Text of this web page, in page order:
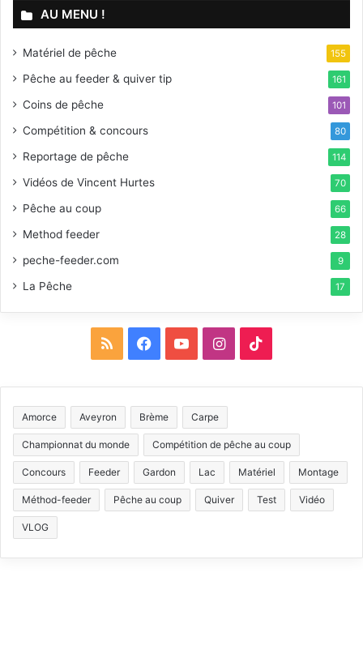
AU MENU !
Matériel de pêche 155
Pêche au feeder & quiver tip 161
Coins de pêche 101
Compétition & concours 80
Reportage de pêche 114
Vidéos de Vincent Hurtes 70
Pêche au coup 66
Method feeder 28
peche-feeder.com 9
La Pêche 17
S
c
e
b
o
u
T
I
s
t
g
T
o
k
Amorce Aveyron Brème Carpe
Championnat du monde Compétition de pêche au coup
Concours Feeder Gardon Lac Matériel Montage
Méthod-feeder Pêche au coup Quiver Test Vidéo
VLOG